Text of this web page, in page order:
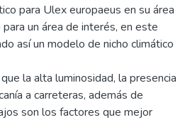
para Ulex europaeus en su área
un área de interés, en este
así un modelo de nicho climático
la alta luminosidad, la presencia
a carreteras, además de
son los factores que mejor